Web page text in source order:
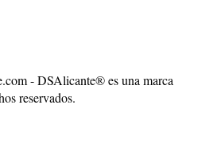
- DSAlicante® es una marca
reservados.